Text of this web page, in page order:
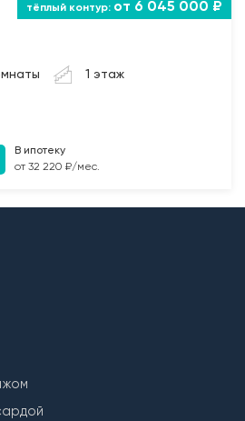
от 6 045 000 ₽
1 этаж
В ипотеку
от 32 220 ₽/мес.